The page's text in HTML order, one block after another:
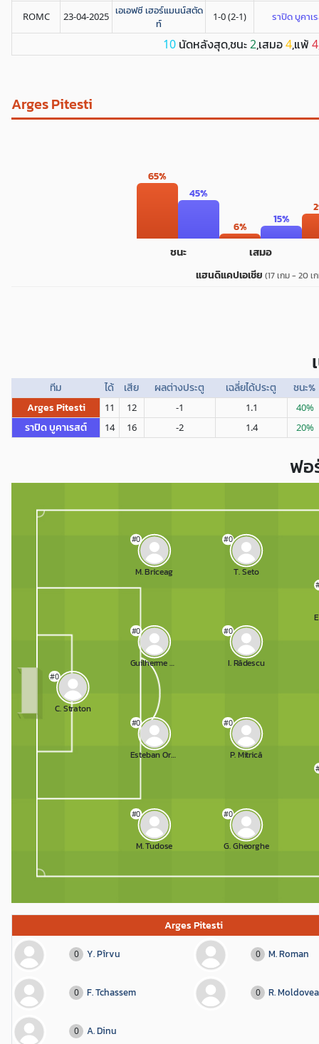
ROMC 23-04-2025 เอเอฟซี เฮอร์แมนน์สตัด
ท์
1-0 (2-1) ราปิด บูคาเ
10 นัดหลังสุด,ชนะ2,เสมอ4,แพ้ 4
Arges Pitesti
65%
45%
ชนะ
6%
15%
เสมอ
แฮนดิแคปเอเชีย (17 เกม - 20 เ
ทีม ได้ เสีย ผลต่างประตู เฉลี่ยได้ประตู
ชนะ%
Arges Pitesti
11 12 -1 1.1 40%
ราปิด บูคาเรสต์ 14 16 -2 1.4 20%
ฟอ
C. Straton
#0
M. Briceag
#0
Guilherme Garutti
#0
Esteban Orozco
#0
M. Tudose
#0
T. Seto
#0
I. Rădescu
#0
P. Mitrică
#0
G. Gheorghe
#0
Arges Pitesti
0 Y. Pîrvu 0 M. Roman
0 F. Tchassem 0 R.
0 A. Dinu